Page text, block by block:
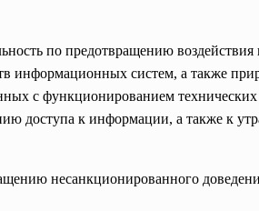
по предотвращению
информационных систем, а также
с функционированием технических
доступа к информации, а также к
несанкционированного